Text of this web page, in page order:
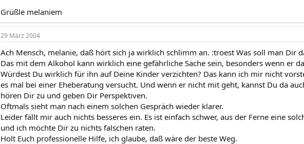
Grüßle melaniem
29 März 2004
Ach Mensch, melanie, daß hört sich ja wirklich schlimm an. :troest Was soll man Dir
Das mit dem Alkohol kann wirklich eine gefährliche Sache sein, besonders wenn er
Würdest Du wirklich für ihn auf Deine Kinder verzichten? Das kann ich mir nicht
es mal bei einer Eheberatung versucht. Und wenn er nicht mit geht, kannst Du da
hören Dir zu und geben Dir Perspektiven.
Oftmals sieht man nach einem solchen Gespräch wieder klarer.
Leider fällt mir auch nichts besseres ein. Es ist einfach schwer, aus der Ferne eine
und ich möchte Dir zu nichts falschen raten.
Holt Euch professionelle Hilfe, ich glaube, daß wäre der beste Weg.